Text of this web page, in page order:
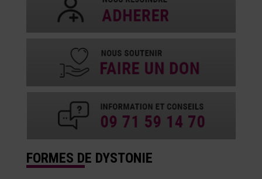
FORMES DE DYSTONIE